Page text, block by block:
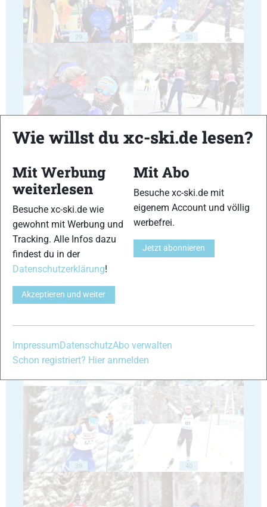
29 30
33 34
35
37 38
39 40
Wie willst du xc-ski.de lesen?
Mit Werbung
weiterlesen
Besuche xc-ski.de wie
gewohnt mit Werbung und
Tracking. Alle Infos dazu
findest du in der
Datenschutzerklärung!
Akzeptieren und weiter
Mit Abo
Besuche xc-ski.de mit
eigenem Account und völlig
werbefrei.
Jetzt abonnieren
Impressum DatenschutzAbo verwalten
Schon registriert? Hier anmelden